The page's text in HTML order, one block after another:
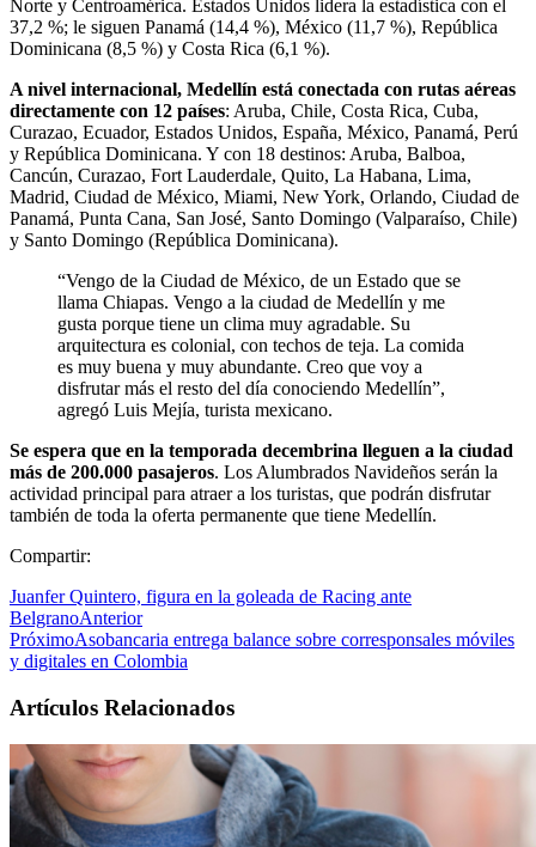
Norte y Centroamérica. Estados Unidos lidera la estadística con el
37,2 %; le siguen Panamá (14,4 %), México (11,7 %), República
Dominicana (8,5 %) y Costa Rica (6,1 %).
A nivel internacional, Medellín está conectada con rutas aéreas
directamente con 12 países: Aruba, Chile, Costa Rica, Cuba,
Curazao, Ecuador, Estados Unidos, España, México, Panamá, Perú
y República Dominicana. Y con 18 destinos: Aruba, Balboa,
Cancún, Curazao, Fort Lauderdale, Quito, La Habana, Lima,
Madrid, Ciudad de México, Miami, New York, Orlando, Ciudad de
Panamá, Punta Cana, San José, Santo Domingo (Valparaíso, Chile)
y Santo Domingo (República Dominicana).
“Vengo de la Ciudad de México, de un Estado que se
llama Chiapas. Vengo a la ciudad de Medellín y me
gusta porque tiene un clima muy agradable. Su
arquitectura es colonial, con techos de teja. La comida
es muy buena y muy abundante. Creo que voy a
disfrutar más el resto del día conociendo Medellín”,
agregó Luis Mejía, turista mexicano.
Se espera que en la temporada decembrina lleguen a la ciudad
más de 200.000 pasajeros. Los Alumbrados Navideños serán la
actividad principal para atraer a los turistas, que podrán disfrutar
también de toda la oferta permanente que tiene Medellín.
Compartir:
Juanfer Quintero, figura en la goleada de Racing ante
BelgranoAnterior
PróximoAsobancaria entrega balance sobre corresponsales móviles
y digitales en Colombia
Artículos Relacionados